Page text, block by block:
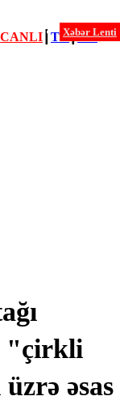
Xəbərlər
Xəbər Lenti
CANLI ┃ TV┃FM
"çirkli
əsas